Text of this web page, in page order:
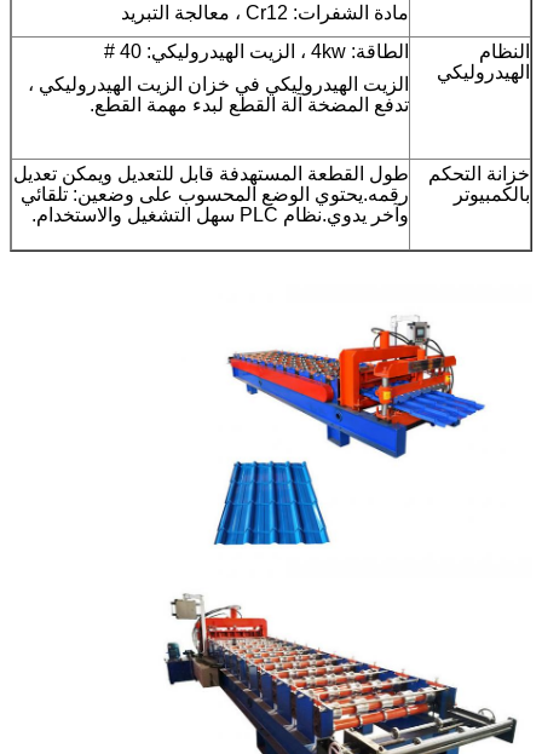
مادة الشفرات: Cr12 ، معالجة التبريد
النظام
الهيدروليكي
الطاقة: 4kw ، الزيت الهيدروليكي: 40 #
الزيت الهيدروليكي في خزان الزيت الهيدروليكي ،
تدفع المضخة آلة القطع لبدء مهمة القطع.
خزانة التحكم
بالكمبيوتر
طول القطعة المستهدفة قابل للتعديل ويمكن تعديل
رقمه.يحتوي الوضع المحسوب على وضعين: تلقائي
وآخر يدوي.نظام PLC سهل التشغيل والاستخدام.